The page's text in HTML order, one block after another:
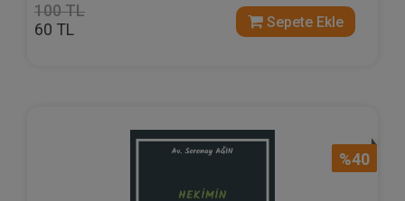
100 TL
60 TL Sepete Ekle
%40